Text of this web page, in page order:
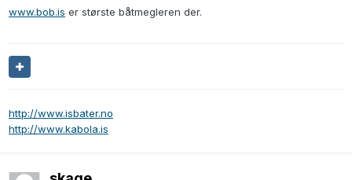
www.bob.is er største båtmegleren der.
http://www.isbater.no
http://www.kabola.is